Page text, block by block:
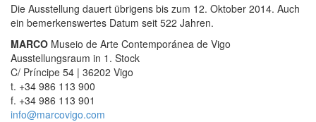
Die Ausstellung dauert übrigens bis zum 12. Oktober 2014. Auch
ein bemerkenswertes Datum seit 522 Jahren.
MARCO Museio de Arte Contemporánea de Vigo
Ausstellungsraum in 1. Stock
C/ Príncipe 54 | 36202 Vigo
t. +34 986 113 900
f. +34 986 113 901
info@marcovigo.com